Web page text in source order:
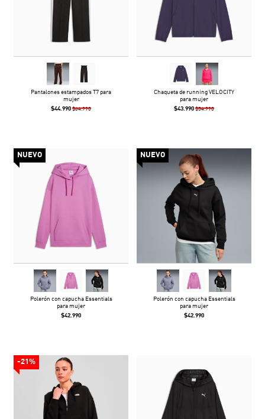
Pantalones estampados T7 para
mujer
$44.990 $64.990
Chaqueta de running VELOCITY
para mujer
$43.990 $54.990
NUEVO
Polerón con capucha Essentials
para mujer
$42.990
NUEVO
Polerón con capucha Essentials
para mujer
$42.990
-21%